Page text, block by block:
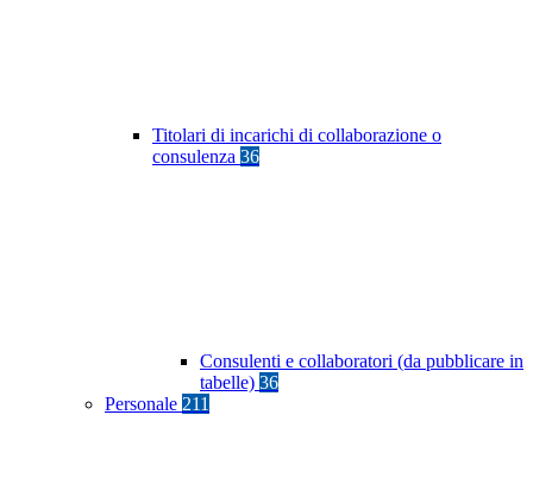
Titolari di incarichi di collaborazione o
consulenza 36
Consulenti e collaboratori (da pubblicare in
tabelle) 36
Personale 211